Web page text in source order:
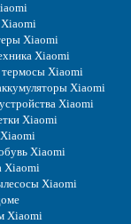
Xiaomi
Xiaomi
Xiaomi
Xiaomi
Xiaomi
Xiaomi
Xiaomi
Xiaomi
Xiaomi
Xiaomi